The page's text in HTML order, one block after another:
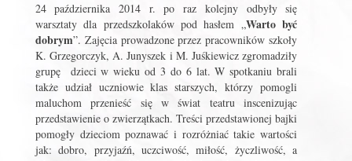
24 października 2014 r. po raz kolejny odbyły się
warsztaty dla przedszkolaków pod hasłem „Warto być
dobrym”. Zajęcia prowadzone przez pracowników szkoły
K. Grzegorczyk, A. Junyszek i M. Juśkiewicz zgromadziły
grupę dzieci w wieku od 3 do 6 lat. W spotkaniu brali
także udział uczniowie klas starszych, którzy pomogli
maluchom przenieść się w świat teatru inscenizując
przedstawienie o zwierzątkach. Treści przedstawionej bajki
pomogły dzieciom poznawać i rozróżniać takie wartości
jak: dobro, przyjaźń, uczciwość, miłość, życzliwość, a